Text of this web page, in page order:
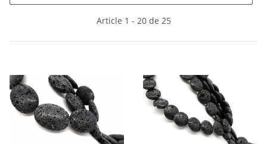
Article 1 - 20 de 25